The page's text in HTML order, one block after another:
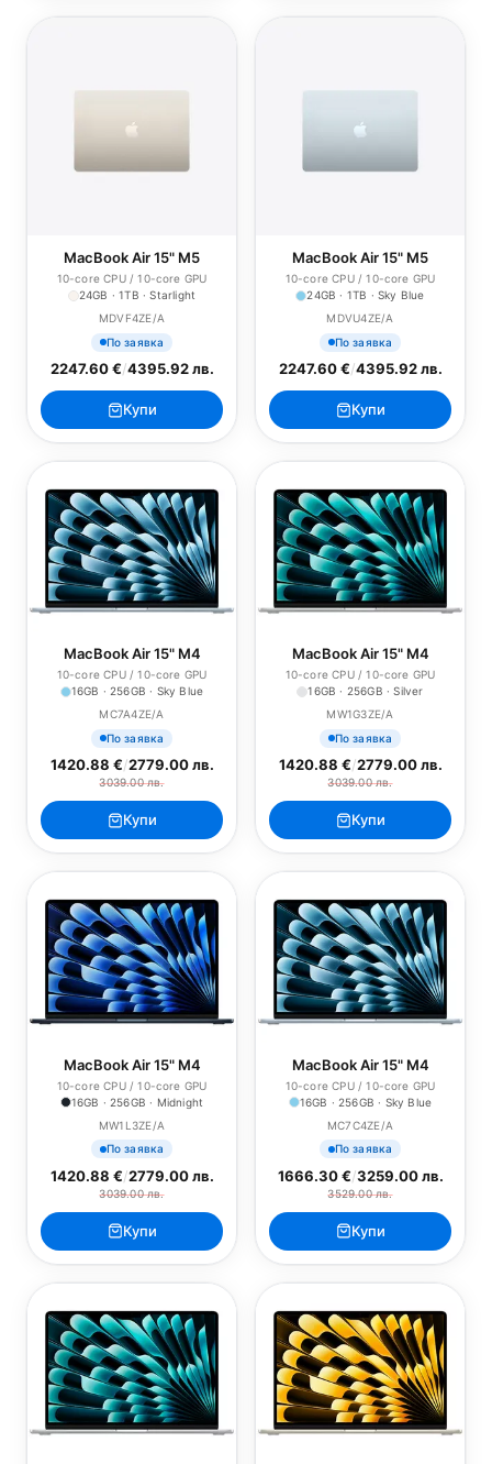
MacBook Air 15" M5
10-core CPU / 10-core GPU
24GB · 1TB · Starlight
MDVF4ZE/A
По заявка
2247.60 €/4395.92 лв.
Купи
MacBook Air 15" M5
10-core CPU / 10-core GPU
24GB · 1TB · Sky Blue
MDVU4ZE/A
По заявка
2247.60 €/4395.92 лв.
Купи
MacBook Air 15" M4
10-core CPU / 10-core GPU
16GB · 256GB · Sky Blue
MC7A4ZE/A
По заявка
1420.88 €/2779.00 лв.
3039.00 лв.
Купи
MacBook Air 15" M4
10-core CPU / 10-core GPU
16GB · 256GB · Silver
MW1G3ZE/A
По заявка
1420.88 €/2779.00 лв.
3039.00 лв.
Купи
MacBook Air 15" M4
10-core CPU / 10-core GPU
16GB · 256GB · Midnight
MW1L3ZE/A
По заявка
1420.88 €/2779.00 лв.
3039.00 лв.
Купи
MacBook Air 15" M4
10-core CPU / 10-core GPU
16GB · 256GB · Sky Blue
MC7C4ZE/A
По заявка
1666.30 €/3259.00 лв.
3529.00 лв.
Купи